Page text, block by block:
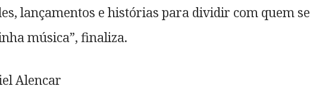
lançamentos e histórias para dividir com quem se
música”, finaliza.
Alencar